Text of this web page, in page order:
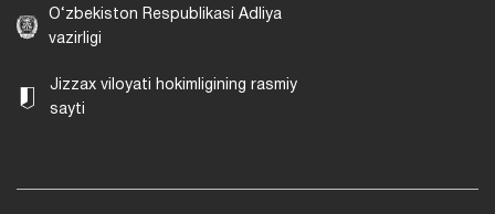
O‘zbekiston Respublikasi Adliya
vazirligi
Jizzax viloyati hokimligining rasmiy
sayti